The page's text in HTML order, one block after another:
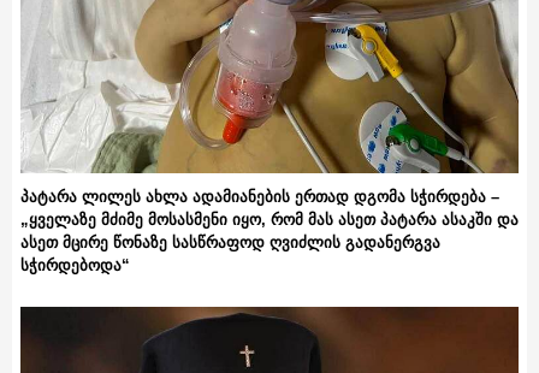
პატარა ლილეს ახლა ადამიანების ერთად დგომა სჭირდება –
„ყველაზე მძიმე მოსასმენი იყო, რომ მას ასეთ პატარა ასაკში და
ასეთ მცირე წონაზე სასწრაფოდ ღვიძლის გადანერგვა
სჭირდებოდა“